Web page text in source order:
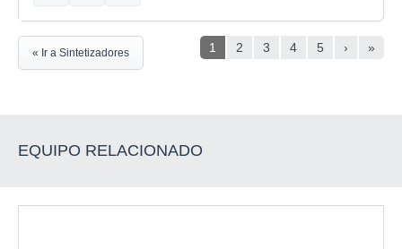
1 2 3 4 5 › »
« Ir a Sintetizadores
EQUIPO RELACIONADO